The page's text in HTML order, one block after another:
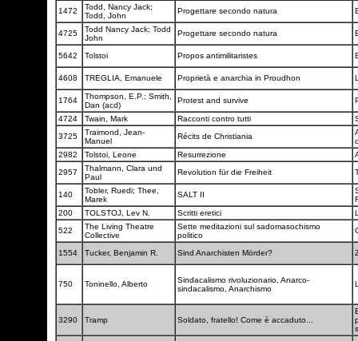
1472
Todd, Nancy Jack;
Todd, John
Progettare secondo natura
4725
Todd Nancy Jack; Todd
John
Progettare secondo natura
5642 Tolstoi Propos antimilitaristes
4608 TREGLIA, Emanuele Proprietà e anarchia in Proudhon
1764
Thompson, E.P.; Smith,
Dan (acd)
Protest and survive
4724 Twain, Mark Racconti contro tutti
3725
Traimond, Jean-
Manuel
Récits de Christiania
2982
Tolstoi, Leone Resurrezione
2957
Thalmann, Clara und
Paul
Revolution für die Freiheit
140
Tobler, Ruedi; Thee,
Marek
SALT II
200
TOLSTOJ, Lev N. Scritti eretici
522
The Living Theatre
Collective
Sette meditazioni sul sadomasochismo
politico
1554 Tucker, Benjamin R. Sind Anarchisten Mörder?
750 Toninello, Alberto
Sindacalismo rivoluzionario, Anarco-
sindacalismo, Anarchismo
3290 Tramp Soldato, fratello! Come è accaduto...